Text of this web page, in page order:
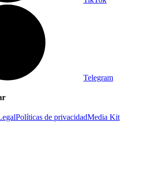
Telegram
Políticas de privacidadMedia Kit